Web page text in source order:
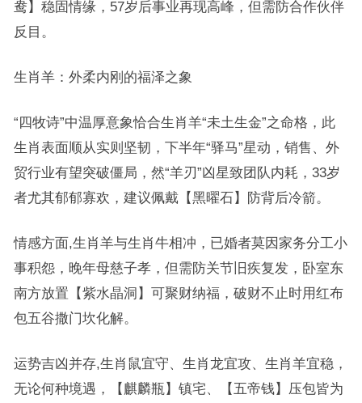
鸯】稳固情缘，57岁后事业再现高峰，但需防合作伙伴
反目。
生肖羊：外柔内刚的福泽之象
“四牧诗”中温厚意象恰合生肖羊“未土生金”之命格，此
生肖表面顺从实则坚韧，下半年“驿马”星动，销售、外
贸行业有望突破僵局，然“羊刃”凶星致团队内耗，33岁
者尤其郁郁寡欢，建议佩戴【黑曜石】防背后冷箭。
情感方面,生肖羊与生肖牛相冲，已婚者莫因家务分工小
事积怨，晚年母慈子孝，但需防关节旧疾复发，卧室东
南方放置【紫水晶洞】可聚财纳福，破财不止时用红布
包五谷撒门坎化解。
运势吉凶并存,生肖鼠宜守、生肖龙宜攻、生肖羊宜稳，
无论何种境遇，【麒麟瓶】镇宅、【五帝钱】压包皆为